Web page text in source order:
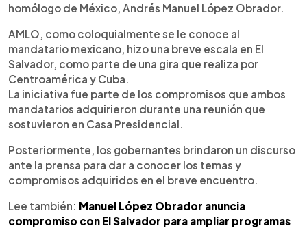
homólogo de México, Andrés Manuel López Obrador.
AMLO, como coloquialmente se le conoce al
mandatario mexicano, hizo una breve escala en El
Salvador, como parte de una gira que realiza por
Centroamérica y Cuba.
La iniciativa fue parte de los compromisos que ambos
mandatarios adquirieron durante una reunión que
sostuvieron en Casa Presidencial.
Posteriormente, los gobernantes brindaron un discurso
ante la prensa para dar a conocer los temas y
compromisos adquiridos en el breve encuentro.
Lee también: Manuel López Obrador anuncia
compromiso con El Salvador para ampliar programas